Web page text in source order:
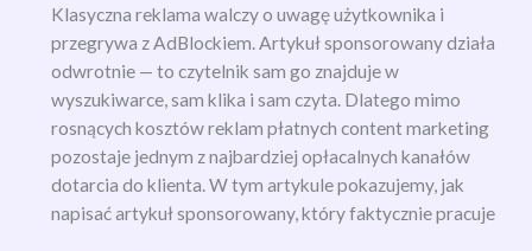
skuteczność
reklam?
Klasyczna reklama walczy o uwagę użytkownika i
przegrywa z AdBlockiem. Artykuł sponsorowany działa
odwrotnie — to czytelnik sam go znajduje w
wyszukiwarce, sam klika i sam czyta. Dlatego mimo
rosnących kosztów reklam płatnych content marketing
pozostaje jednym z najbardziej opłacalnych kanałów
dotarcia do klienta. W tym artykule pokazujemy, jak
napisać artykuł sponsorowany, który faktycznie pracuje